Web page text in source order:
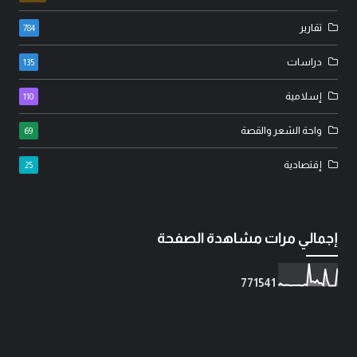
تقارير 784
دراسات 135
إسلامية 110
واحة الشعر والقصة 69
إقتصادية 25
إجمالي مرات مشاهدة الصفحة
771541